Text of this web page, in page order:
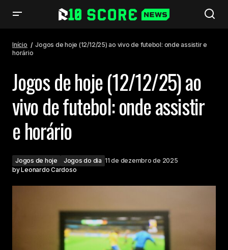
Início
Jogos de hoje (12/12/25) ao vivo de futebol: onde assistir e
horário
Jogos de hoje (12/12/25) ao
vivo de futebol: onde assistir
e horário
Jogos de hoje Jogos do dia 11 de dezembro de 2025
byLeonardo Cardoso